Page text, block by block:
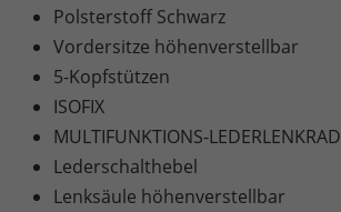
Polsterstoff Schwarz
Vordersitze höhenverstellbar
5-Kopfstützen
ISOFIX
MULTIFUNKTIONS-LEDERLENKRAD
Lederschalthebel
Lenksäule höhenverstellbar